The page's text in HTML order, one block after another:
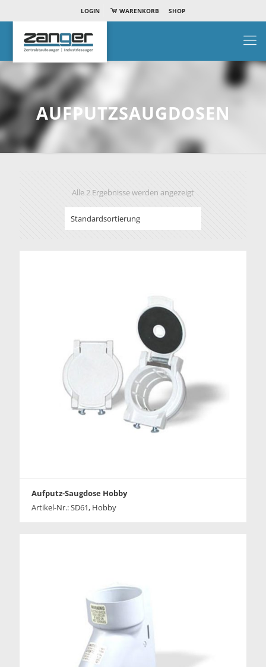
LOGIN WARENKORB SHOP
AUFPUTZSAUGDOSEN
Alle 2 Ergebnisse werden angezeigt
Aufputz-Saugdose Hobby
Artikel-Nr.: SD61, Hobby